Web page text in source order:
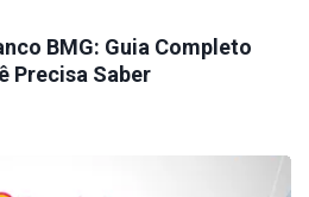
BMG: Guia Completo
Precisa Saber